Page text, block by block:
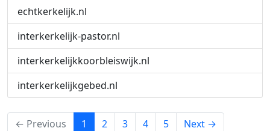
echtkerkelijk.nl
interkerkelijk-pastor.nl
interkerkelijkkoorbleiswijk.nl
interkerkelijkgebed.nl
← Previous 1 (current)
2 3 4 5 Next →